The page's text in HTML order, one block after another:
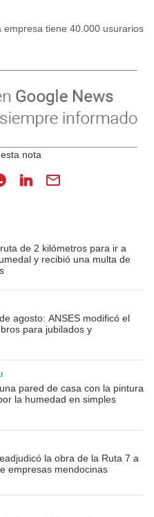
tiene 40.000 usurarios
de 2 kilómetros para ir a
y recibió una multa de
agosto: ANSES modificó el
para jubilados y
pared de casa con la pintura
la humedad en simples
la obra de la Ruta 7 a
empresas mendocinas